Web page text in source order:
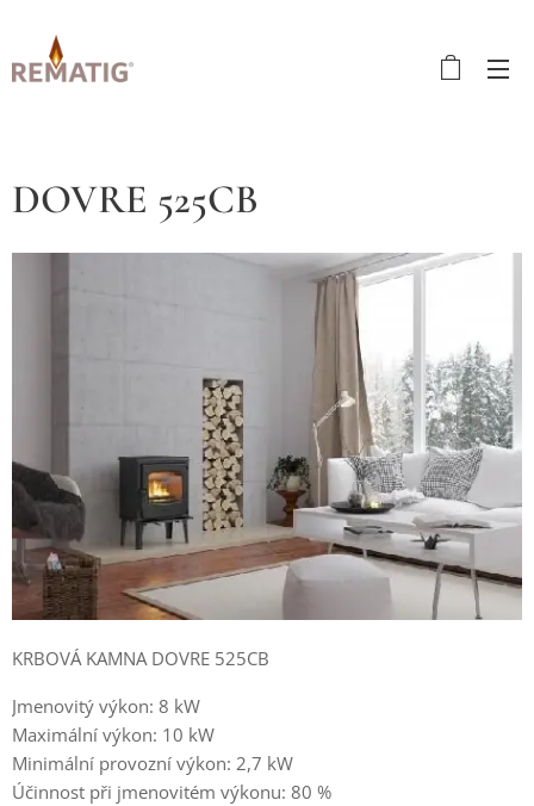
DOVRE 525CB
KRBOVÁ KAMNA DOVRE 525CB
Jmenovitý výkon: 8 kW
Maximální výkon: 10 kW
Minimální provozní výkon: 2,7 kW
Účinnost při jmenovitém výkonu: 80 %